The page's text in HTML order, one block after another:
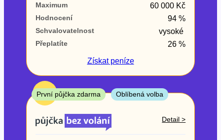
–
ano
ne
Ve zkušebce
ano
ne
V exekuci
Maximum 60 000 Kč
Hodnocení 94 %
Schvalovatelnost vysoké
Přeplatíte
26 %
Získatpeníze
TOP
První půjčka zdarma Oblíbená volba
Detail >